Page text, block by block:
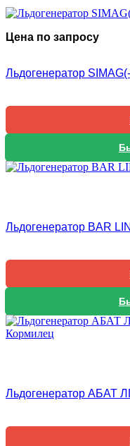
Цена по запросу
Льдогенератор
Льдогенератор BAR
Льдогенератор АБАТ